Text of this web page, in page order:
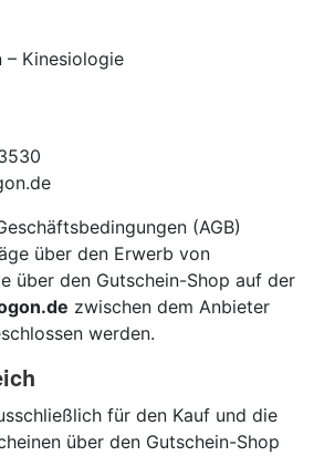
– Kinesiologie
(AGB)
über den Erwerb von
über den Gutschein-Shop auf der
zwischen dem Anbieter
werden.
für den Kauf und die
über den Gutschein-Shop